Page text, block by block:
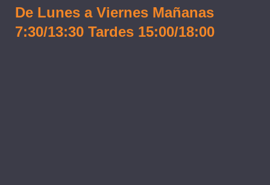
De Lunes a Viernes Mañanas
7:30/13:30 Tardes 15:00/18:00